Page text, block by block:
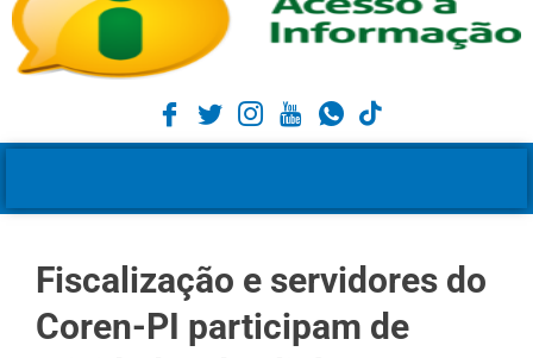
Fiscalização e servidores do
Coren-PI participam de